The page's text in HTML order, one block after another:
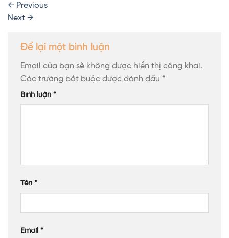
← Previous
Next →
Để lại một bình luận
Email của bạn sẽ không được hiển thị công khai.
Các trường bắt buộc được đánh dấu *
Bình luận *
Tên *
Email *